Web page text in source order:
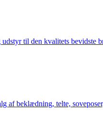
til den kvalitets bevidste
af beklædning, telte,